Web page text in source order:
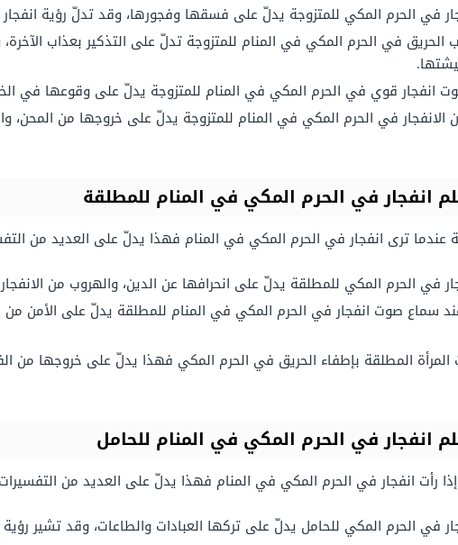
في الحرم المكي للمتزوجة يدلّ على فسقها وفجورها، وقد تدلّ رؤية
الحريق في الحرم المكي في المنام للمتزوجة تدلّ على التذكير بعذاب
انفجار قوي في الحرم المكي في المنام للمتزوجة يدلّ على وقوعها في
الانفجار في الحرم المكي في المنام للمتزوجة يدلّ على خروجها من
انفجار في الحرم المكي في المنام للمطلقة
عندما ترى انفجار في الحرم المكي في المنام فهذا يدلّ على العديد من
في الحرم المكي للمطلقة يدلّ على انحرافها عن الدين، والهروب من
سماع صوت انفجار في الحرم المكي في المنام للمطلقة يدلّ على الأمن
المرأة المطلقة بإطفاء الحريق في الحرم المكي فهذا يدلّ على خروجها
انفجار في الحرم المكي في المنام للحامل
إذا رأت انفجار في الحرم المكي في المنام فهذا يدلّ على العديد من
في الحرم المكي للحامل يدلّ على تركها العبادات والطاعات، وقد تشير